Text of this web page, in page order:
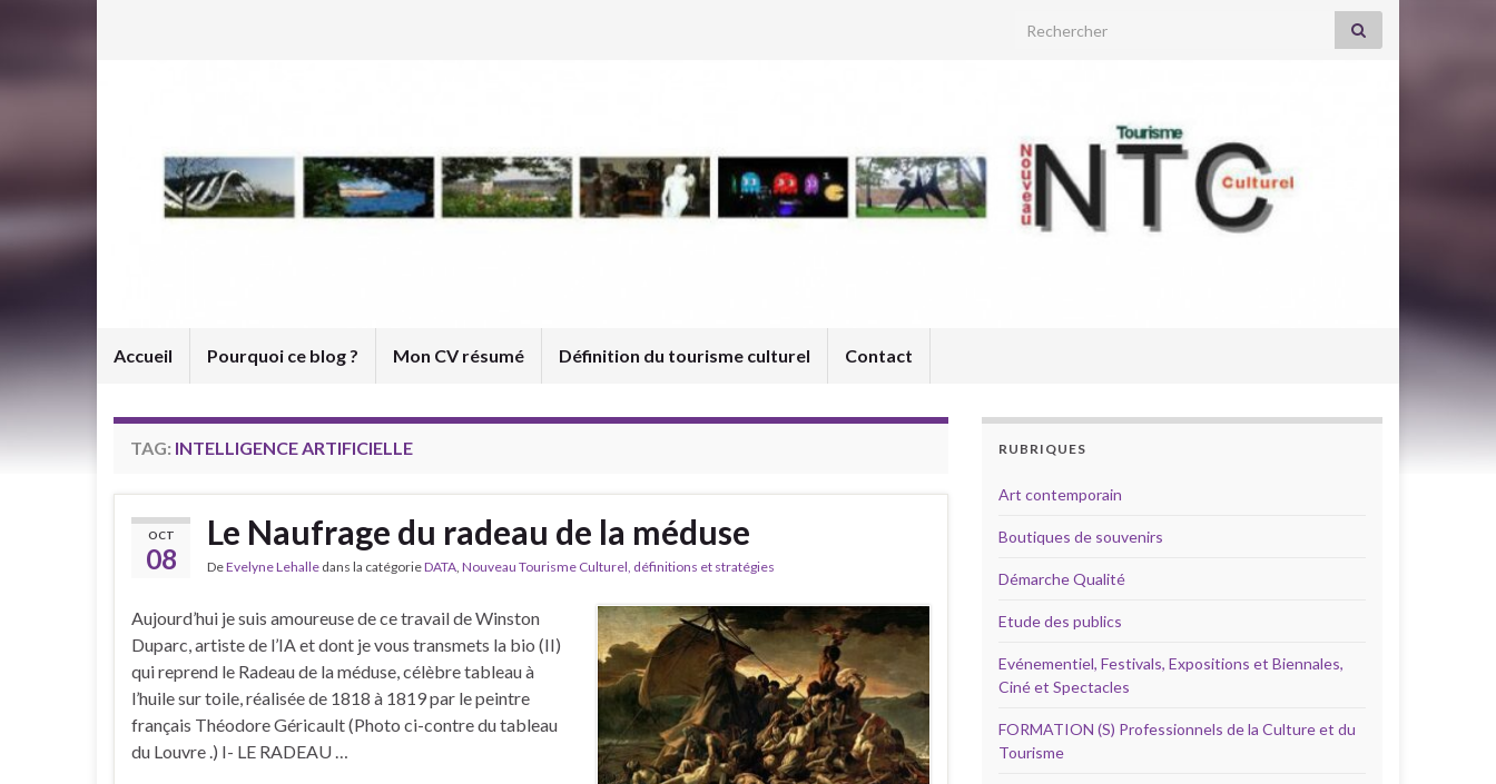
Search for:
Accueil Pourquoi ce blog ? Mon CV résumé Définition du tourisme culturel Contact
TAG: INTELLIGENCE ARTIFICIELLE
OCT
08
Le Naufrage du radeau de la méduse
DeEvelyne Lehalle dans la catégorieDATA, Nouveau Tourisme Culturel, définitions et stratégies
Aujourd’hui je suis amoureuse de ce travail de Winston
Duparc, artiste de l’IA et dont je vous transmets la bio (II)
qui reprend le Radeau de la méduse, célèbre tableau à
l’huile sur toile, réalisée de 1818 à 1819 par le peintre
français Théodore Géricault (Photo ci-contre du tableau
du Louvre .) I- LE RADEAU …
RUBRIQUES
Art contemporain
Boutiques de souvenirs
Démarche Qualité
Etude des publics
Evénementiel, Festivals, Expositions et Biennales,
Ciné et Spectacles
FORMATION (S) Professionnels de la Culture et du
Tourisme